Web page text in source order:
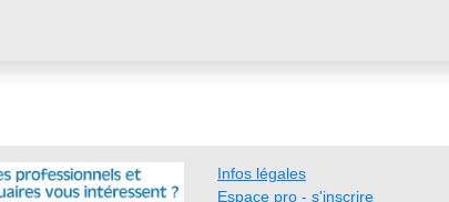
Infos légales
Espace pro - s'inscrire